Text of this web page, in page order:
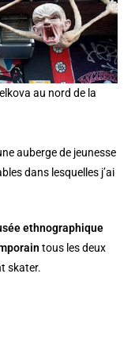
au nord de la
auberge de jeunesse
dans lesquelles j’ai
ethnographique
tous les deux
skater.